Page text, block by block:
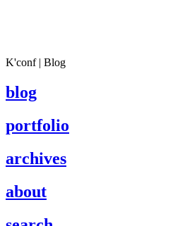
K'conf | Blog
blog
portfolio
archives
about